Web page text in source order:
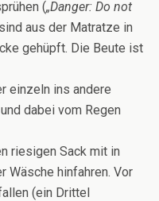
(„Danger: Do not
aus der Matratze in
gehüpft. Die Beute ist
einzeln ins andere
dabei vom Regen
riesigen Sack mit in
Wäsche hinfahren. Vor
(ein Drittel